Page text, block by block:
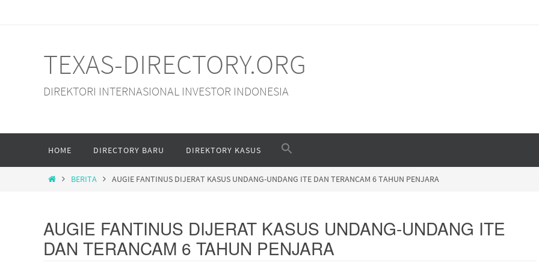
TEXAS-DIRECTORY.ORG
DIREKTORI INTERNASIONAL INVESTOR INDONESIA
content
HOME DIRECTORY BARU DIREKTORY KASUS
HOMEBERITA AUGIE FANTINUS DIJERAT KASUS UNDANG-UNDANG ITE DAN TERANCAM 6 TAHUN PENJARA
AUGIE FANTINUS DIJERAT KASUS UNDANG-UNDANG ITE
DAN TERANCAM 6 TAHUN PENJARA